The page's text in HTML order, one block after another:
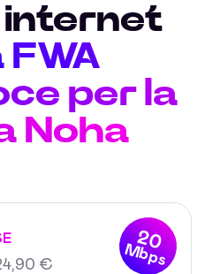
per la
Noha
20
Mbps
€